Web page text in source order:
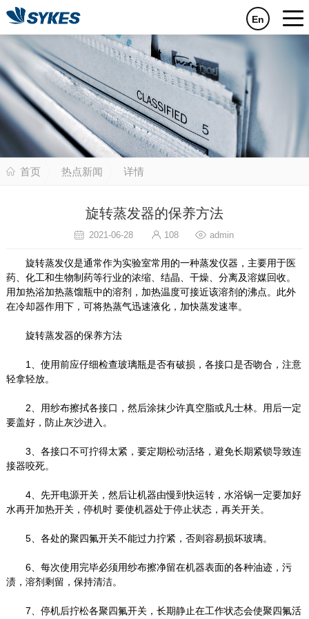
En
首页 热点新闻 详情
旋转蒸发器的保养方法
2021-06-28 108 admin
旋转蒸发仪是通常作为实验室常用的一种蒸发仪器，主要用于医
药、化工和生物制药等行业的浓缩、结晶、干燥、分离及溶媒回收。
用加热浴加热蒸馏瓶中的溶剂，加热温度可接近该溶剂的沸点。此外
在冷却器作用下，可将热蒸气迅速液化，加快蒸发速率。
旋转蒸发器的保养方法
1、使用前应仔细检查玻璃瓶是否有破损，各接口是否吻合，注意
轻拿轻放。
2、用纱布擦拭各接口，然后涂抹少许真空脂或凡士林。用后一定
要盖好，防止灰沙进入。
3、各接口不可拧得太紧，要定期松动活络，避免长期紧锁导致连
接器咬死。
4、先开电源开关，然后让机器由慢到快运转，水浴锅一定要加好
水再开加热开关，停机时 要使机器处于停止状态，再关开关。
5、各处的聚四氟开关不能过力拧紧，否则容易损坏玻璃。
6、每次使用完毕必须用纱布擦净留在机器表面的各种油迹，污
渍，溶剂剩留，保持清洁。
7、停机后拧松各聚四氟开关，长期静止在工作状态会使聚四氟活